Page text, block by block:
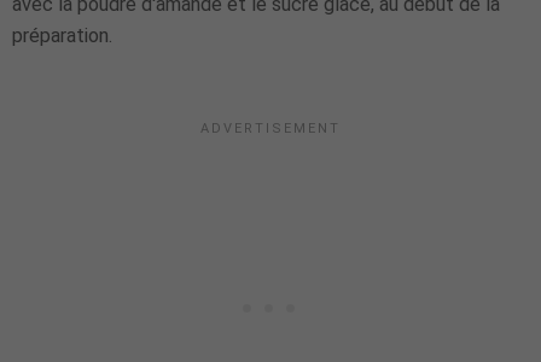
préparation.